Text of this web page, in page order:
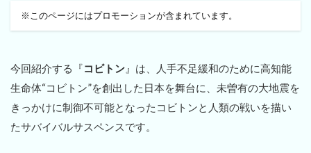
※このページにはプロモーションが含まれています。
今回紹介する『コビトン 』は、人手不足緩和のために高知能
生命体“コビトン”を創出した日本を舞台に、未曽有の大地震を
きっかけに制御不可能となったコビトンと人類の戦いを描い
たサバイバルサスペンスです。